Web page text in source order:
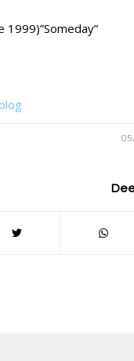
1999)”Someday”